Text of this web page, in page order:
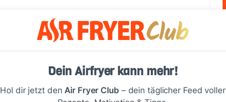
Dein Airfryer kann mehr!
Hol dir jetzt denAir Fryer Club – dein täglicher Feed voller